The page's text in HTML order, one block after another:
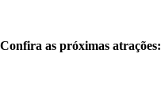
Confira as próximas atrações: